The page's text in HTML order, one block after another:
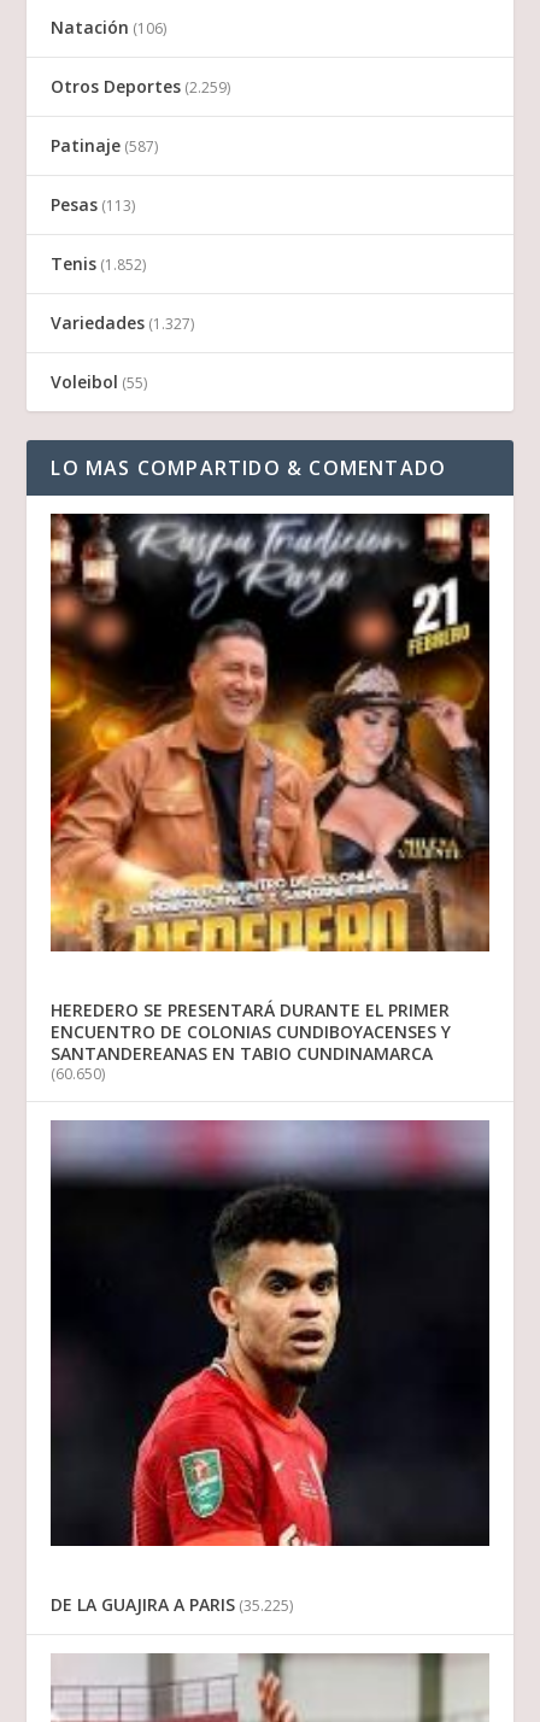
Natación (106)
Otros Deportes (2.259)
Patinaje (587)
Pesas (113)
Tenis (1.852)
Variedades (1.327)
Voleibol (55)
LO MAS COMPARTIDO & COMENTADO
HEREDERO SE PRESENTARÁ DURANTE EL PRIMER
ENCUENTRO DE COLONIAS CUNDIBOYACENSES Y
SANTANDEREANAS EN TABIO CUNDINAMARCA
(60.650)
DE LA GUAJIRA A PARIS (35.225)